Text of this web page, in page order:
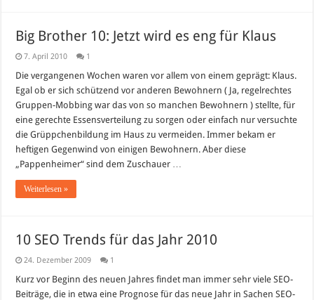
Big Brother 10: Jetzt wird es eng für Klaus
7. April 2010 1
Die vergangenen Wochen waren vor allem von einem geprägt: Klaus.
Egal ob er sich schützend vor anderen Bewohnern ( Ja, regelrechtes
Gruppen-Mobbing war das von so manchen Bewohnern ) stellte, für
eine gerechte Essensverteilung zu sorgen oder einfach nur versuchte
die Grüppchenbildung im Haus zu vermeiden. Immer bekam er
heftigen Gegenwind von einigen Bewohnern. Aber diese
„Pappenheimer“ sind dem Zuschauer …
Weiterlesen »
10 SEO Trends für das Jahr 2010
24. Dezember 2009 1
Kurz vor Beginn des neuen Jahres findet man immer sehr viele SEO-
Beiträge, die in etwa eine Prognose für das neue Jahr in Sachen SEO-